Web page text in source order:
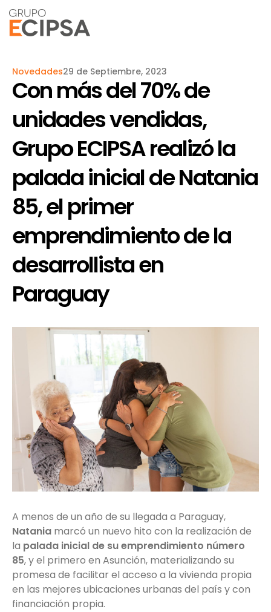
Novedades29 de Septiembre, 2023
Con más del 70% de
unidades vendidas,
Grupo ECIPSA realizó la
palada inicial de Natania
85, el primer
emprendimiento de la
desarrollista en
Paraguay
A menos de un año de su llegada a Paraguay,
Natania marcó un nuevo hito con la realización de
la palada inicial de su emprendimiento número
85, y el primero en Asunción, materializando su
promesa de facilitar el acceso a la vivienda propia
en las mejores ubicaciones urbanas del país y con
financiación propia.